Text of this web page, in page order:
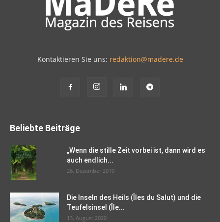
Kontaktieren Sie uns: redaktion@madere.de
Beliebte Beiträge
„Wenn die stille Zeit vorbei ist, dann wird es
auch endlich...
26. Dezember 2019
Die Inseln des Heils (Îles du Salut) und die
Teufelsinsel (Île...
13. August 2020